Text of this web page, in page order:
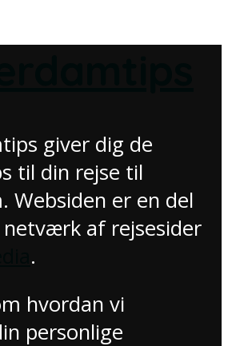
giver dig de
til din rejse til
Websiden er en del
af rejsesider
.
hvordan vi
personlige